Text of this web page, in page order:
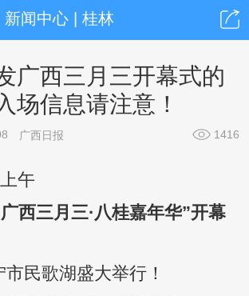
新闻中心 | 桂林
广西三月三开幕式的
场信息请注意！
广西日报 1416
午
西三月三·八桂嘉年华”开幕
歌湖盛大举行！